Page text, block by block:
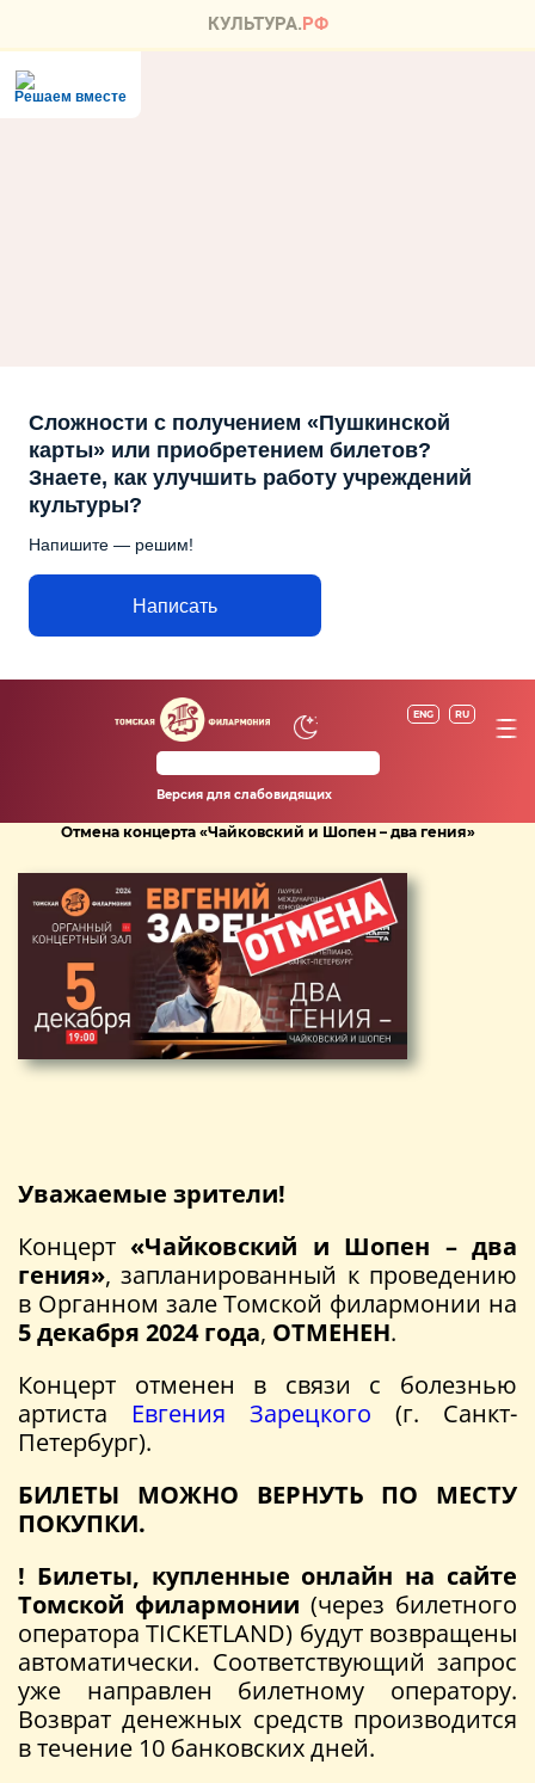
Решаем вместе
Сложности с получением «Пушкинской
карты» или приобретением билетов?
Знаете, как улучшить работу учреждений
культуры?
Напишите — решим!
Написать
ENG RU
Версия для слабовидящих
Отмена концерта «Чайковский и Шопен – два гения»
Уважаемые зрители!
Концерт«Чайковский и Шопен – два
гения», запланированный к проведению
в Органном зале Томской филармонии на
5декабря 2024года, ОТМЕНЕН.
Концерт отменен в связи с болезнью
артиста Евгения Зарецкого (г. Санкт-
Петербург).
БИЛЕТЫ МОЖНО ВЕРНУТЬ ПО МЕСТУ
ПОКУПКИ.
! Билеты, купленные онлайн на сайте
Томской филармонии (через билетного
оператора TICKETLAND) будут возвращены
автоматически. Соответствующий запрос
уже направлен билетному оператору.
Возврат денежных средств производится
в течение 10 банковских дней.